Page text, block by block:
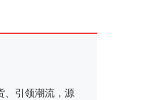
、引领潮流，源